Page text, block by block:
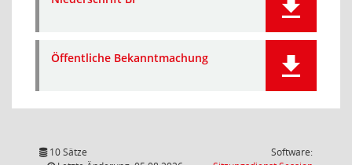
Öffentliche Bekanntmachung
10 Sätze
Software: